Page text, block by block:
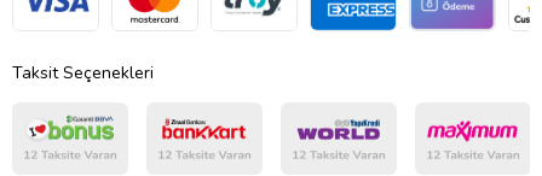
Taksit Seçenekleri